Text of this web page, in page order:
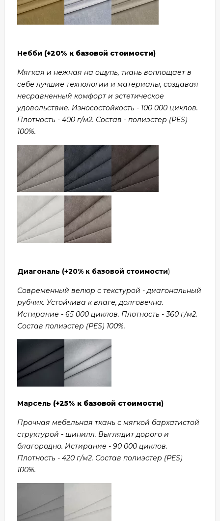
Небби (+20% к базовой стоимости)
Мягкая и нежная на ощупь, ткань воплощает в
себе лучшие технологии и материалы, создавая
несравненный комфорт и эстетическое
удовольствие. Износостойкость - 100 000 циклов.
Плотность - 400 г/м2. Состав - полиэстер (PES)
100%.
Диагональ (+20% к базовой стоимости)
Современный велюр с текстурой - диагональный
рубчик. Устойчива к влаге, долговечна.
Истирание - 65 000 циклов. Плотность - 360 г/м2.
Состав полиэстер (PES) 100%.
Марсель (+25% к базовой стоимости)
Прочная мебельная ткань с мягкой бархатистой
структурой - шинилл. Выглядит дорого и
благородно. Истирание - 90 000 циклов.
Плотность - 420 г/м2. Состав полиэстер (PES)
100%.